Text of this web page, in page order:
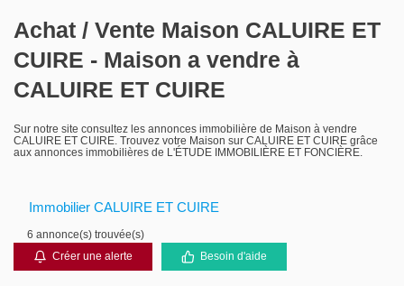
Locations
Estimation
Gestion locative
Achat / Vente Maison CALUIRE ET
CUIRE - Maison a vendre à
CALUIRE ET CUIRE
Sur notre site consultez les annonces immobilière de Maison à vendre
CALUIRE ET CUIRE. Trouvez votre Maison sur CALUIRE ET CUIRE grâce
aux annonces immobilières de L'ÉTUDE IMMOBILIÈRE ET FONCIÈRE.
Immobilier CALUIRE ET CUIRE
6 annonce(s) trouvée(s)
Créer une alerte
Besoin d'aide